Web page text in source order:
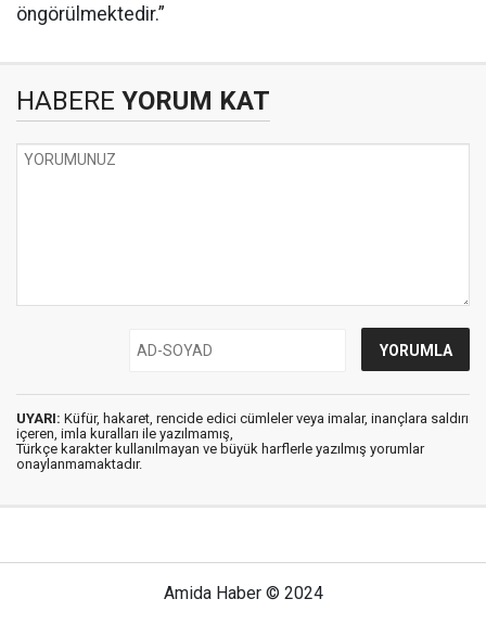
öngörülmektedir.”
HABERE YORUM KAT
UYARI: Küfür, hakaret, rencide edici cümleler veya imalar, inançlara saldırı
içeren, imla kuralları ile yazılmamış,
Türkçe karakter kullanılmayan ve büyük harflerle yazılmış yorumlar
onaylanmamaktadır.
Amida Haber © 2024